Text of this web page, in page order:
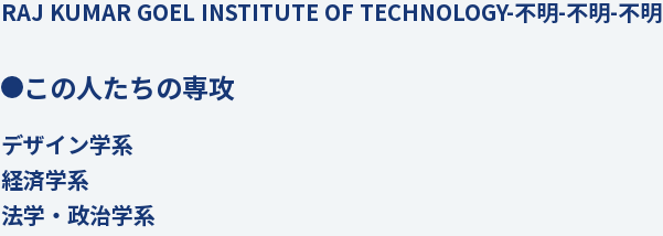
RAJ KUMAR GOEL INSTITUTE OF TECHNOLOGY-不明-不明-不明
この人たちの専攻
デザイン学系
経済学系
法学・政治学系